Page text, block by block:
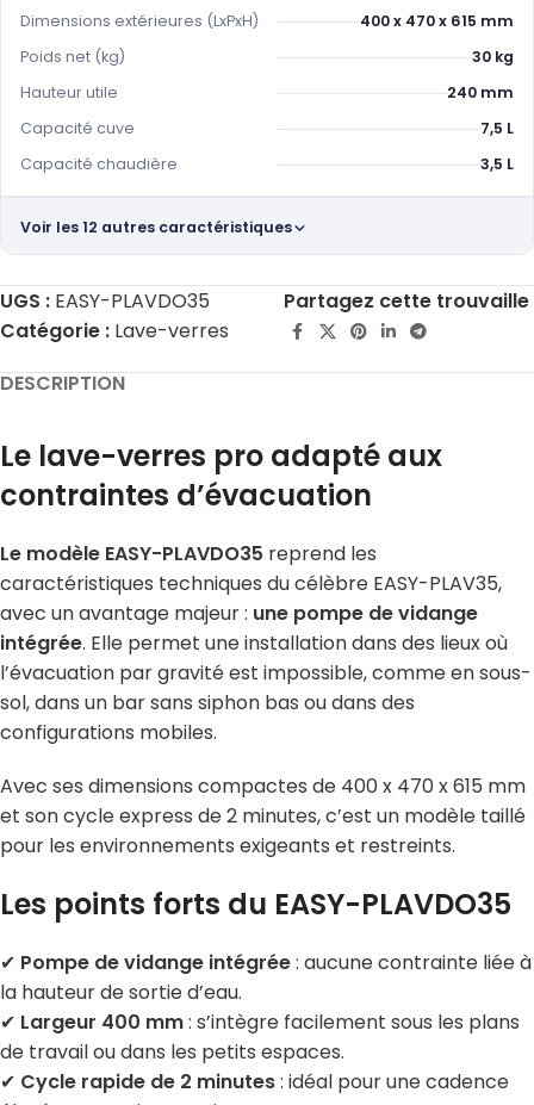
Dimensions extérieures (LxPxH)
400 x 470 x 615 mm
Poids net (kg)
30 kg
Hauteur utile
240 mm
Capacité cuve
7,5 L
Capacité chaudière
3,5 L
Voir les 12 autres caractéristiques
UGS : EASY-PLAVDO35
Catégorie : Lave-verres
Partagez cette trouvaille
DESCRIPTION
Le lave-verres pro adapté aux
contraintes d’évacuation
Le modèle EASY-PLAVDO35 reprend les
caractéristiques techniques du célèbre EASY-PLAV35,
avec un avantage majeur : une pompe de vidange
intégrée. Elle permet une installation dans des lieux où
l’évacuation par gravité est impossible, comme en sous-
sol, dans un bar sans siphon bas ou dans des
configurations mobiles.
Avec ses dimensions compactes de 400 x 470 x 615 mm
et son cycle express de 2 minutes, c’est un modèle taillé
pour les environnements exigeants et restreints.
Les points forts du EASY-PLAVDO35
✔ Pompe de vidange intégrée: aucune contrainte liée à
la hauteur de sortie d’eau.
✔ Largeur 400 mm: s’intègre facilement sous les plans
de travail ou dans les petits espaces.
✔ Cycle rapide de 2 minutes: idéal pour une cadence